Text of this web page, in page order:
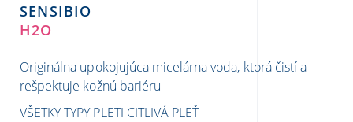
SENSIBIO
H2O
Originálna upokojujúca micelárna voda, ktorá čistí a
rešpektuje kožnú bariéru
VŠETKY TYPY PLETI CITLIVÁ PLEŤ